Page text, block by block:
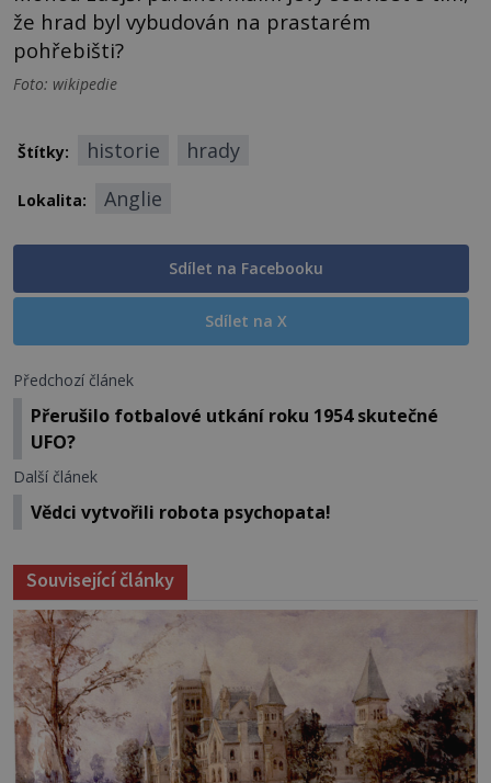
že hrad byl vybudován na prastarém
pohřebišti?
Foto: wikipedie
Štítky: historie hrady
Lokalita: Anglie
Sdílet na Facebooku
Sdílet na X
Předchozí článek
Přerušilo fotbalové utkání roku 1954 skutečné
UFO?
Další článek
Vědci vytvořili robota psychopata!
Související články